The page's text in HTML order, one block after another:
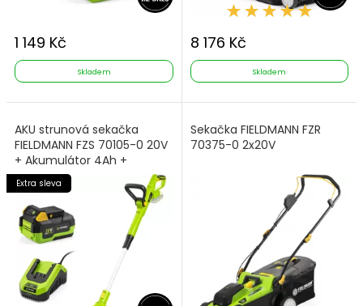
1 149 Kč
Skladem
8 176 Kč
Skladem
AKU strunová sekačka
FIELDMANN FZS 70105-0 20V
+ Akumulátor 4Ah +
Nabíječka
Extra sleva
Sekačka FIELDMANN FZR
70375-0 2x20V